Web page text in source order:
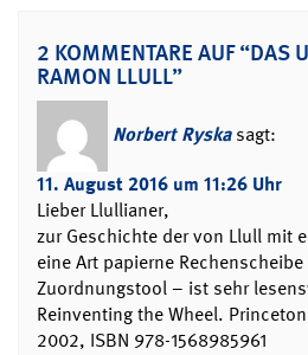
2 KOMMENTARE AUF “DAS
RAMON LLULL”
Norbert Ryska sagt:
11. August 2016 um 11:26 Uhr
Lieber Llullianer,
zur Geschichte der von Llull mit
eine Art papierne
Zuordnungstool – ist sehr
Reinventing the Wheel.
2002, ISBN 978-1568985961